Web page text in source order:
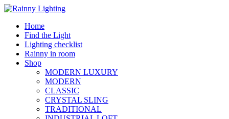
Skip
contentHome
Find the Light
Lighting checklist
Rainny in room
Shop
MODERN LUXURY
MODERN
CLASSIC
CRYSTAL SLING
TRADITIONAL